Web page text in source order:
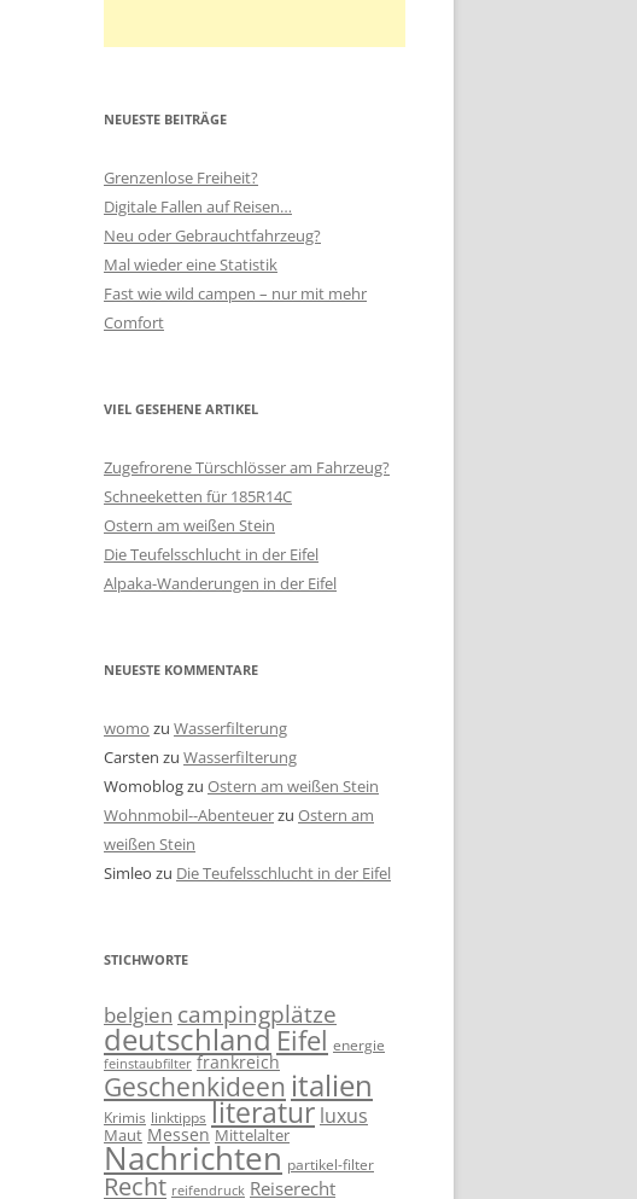
NEUESTE BEITRÄGE
Grenzenlose Freiheit?
Digitale Fallen auf Reisen…
Neu oder Gebrauchtfahrzeug?
Mal wieder eine Statistik
Fast wie wild campen – nur mit mehr
Comfort
VIEL GESEHENE ARTIKEL
Zugefrorene Türschlösser am Fahrzeug?
Schneeketten für 185R14C
Ostern am weißen Stein
Die Teufelsschlucht in der Eifel
Alpaka-Wanderungen in der Eifel
NEUESTE KOMMENTARE
womo zu Wasserfilterung
Carsten zu Wasserfilterung
Womoblogzu Ostern am weißen Stein
Wohnmobil--Abenteuerzu Ostern am
weißen Stein
Simleo zu Die Teufelsschlucht in der Eifel
STICHWORTE
belgien campingplätze
deutschland Eifel energie
feinstaubfilter frankreich
Geschenkideen italien
Krimis linktipps literatur luxus
Maut Messen Mittelalter
Nachrichten partikel-filter
Recht reifendruck Reiserecht